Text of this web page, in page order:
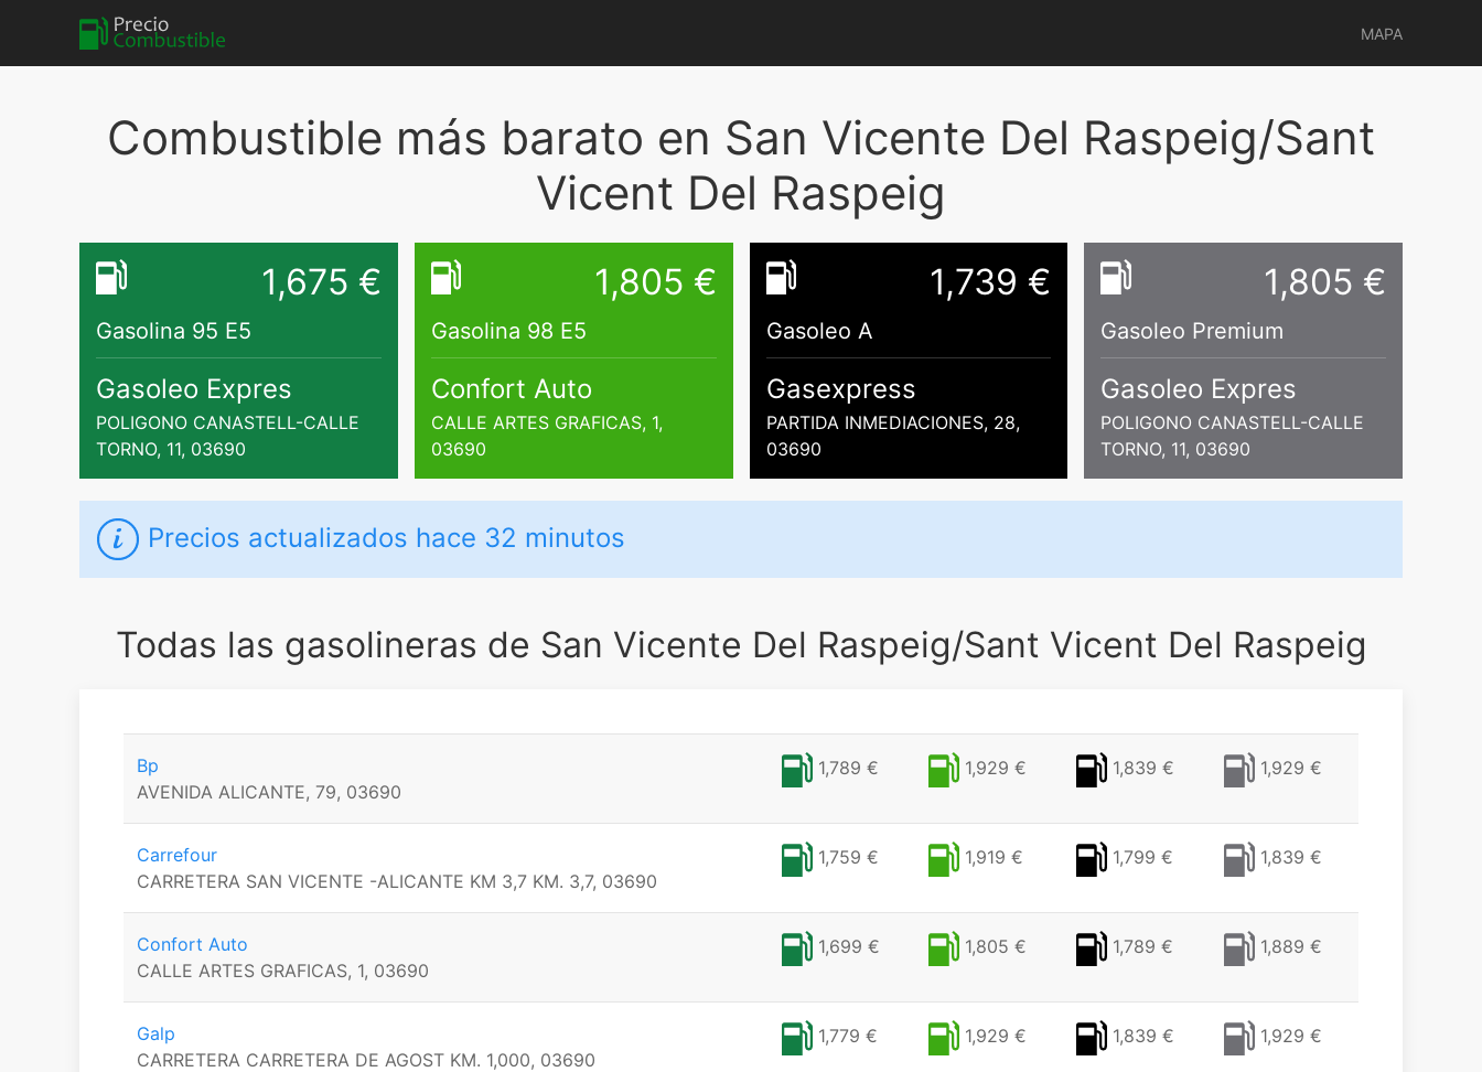
MAPA
Combustible más barato en San Vicente Del Raspeig/Sant
Vicent Del Raspeig
1,675 €
Gasolina 95 E5
Gasoleo Expres
POLIGONO CANASTELL-CALLE
TORNO, 11, 03690
1,805 €
Gasolina 98 E5
Confort Auto
CALLE ARTES GRAFICAS, 1,
03690
1,739 €
Gasoleo A
Gasexpress
PARTIDA INMEDIACIONES, 28,
03690
1,805 €
Gasoleo Premium
Gasoleo Expres
POLIGONO CANASTELL-CALLE
TORNO, 11, 03690
Precios actualizados hace 32 minutos
Todas las gasolineras de San Vicente Del Raspeig/Sant Vicent Del Raspeig
Bp
AVENIDA ALICANTE, 79, 03690
1,789 € 1,929 € 1,839 € 1,929 €
Carrefour
CARRETERA SAN VICENTE -ALICANTE KM 3,7 KM. 3,7, 03690
1,759 € 1,919 € 1,799 € 1,839 €
Confort Auto
CALLE ARTES GRAFICAS, 1, 03690
1,699 € 1,805 € 1,789 € 1,889 €
Galp
CARRETERA CARRETERA DE AGOST KM. 1,000, 03690
1,779 € 1,929 € 1,839 € 1,929 €